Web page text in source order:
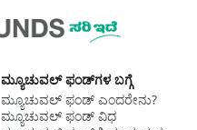
ಮ್ಯೂಚುವಲ್‌ ಫಂಡ್‌ಗಳ ಬಗ್ಗೆ
ಮ್ಯೂಚುವಲ್‌ ಫಂಡ್‌ ಎಂದರೇನು?
ಮ್ಯೂಚುವಲ್‌ ಫಂಡ್‌ ವಿಧ